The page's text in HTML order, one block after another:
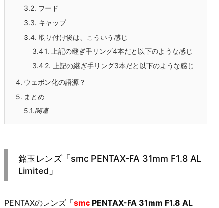
3.2. フード
3.3. キャップ
3.4. 取り付け後は、こういう感じ
3.4.1. 上記の継ぎ手リング4本だと以下のような感じ
3.4.2. 上記の継ぎ手リング3本だと以下のような感じ
4. ウェポン化の語源？
5. まとめ
5.1.関連
銘玉レンズ「smc PENTAX-FA 31mm F1.8 AL
Limited」
PENTAXのレンズ「smc PENTAX-FA 31mm F1.8 AL